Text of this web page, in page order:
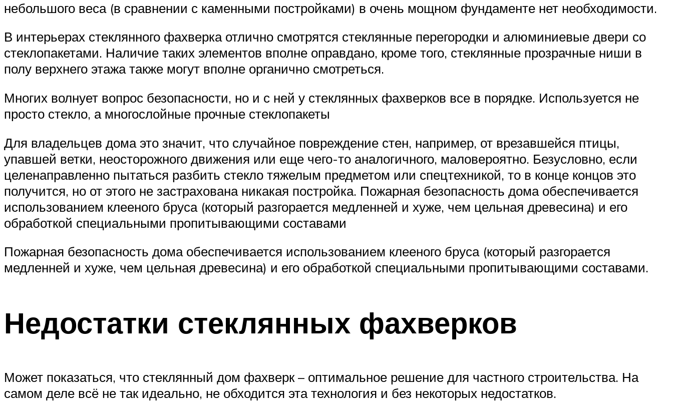
небольшого веса (в сравнении с каменными постройками) в очень мощном фундаменте нет необходимости.
В интерьерах стеклянного фахверка отлично смотрятся стеклянные перегородки и алюминиевые двери со
стеклопакетами. Наличие таких элементов вполне оправдано, кроме того, стеклянные прозрачные ниши в
полу верхнего этажа также могут вполне органично смотреться.
Многих волнует вопрос безопасности, но и с ней у стеклянных фахверков все в порядке. Используется не
просто стекло, а многослойные прочные стеклопакеты
Для владельцев дома это значит, что случайное повреждение стен, например, от врезавшейся птицы,
упавшей ветки, неосторожного движения или еще чего-то аналогичного, маловероятно. Безусловно, если
целенаправленно пытаться разбить стекло тяжелым предметом или спецтехникой, то в конце концов это
получится, но от этого не застрахована никакая постройка. Пожарная безопасность дома обеспечивается
использованием клееного бруса (который разгорается медленней и хуже, чем цельная древесина) и его
обработкой специальными пропитывающими составами
Пожарная безопасность дома обеспечивается использованием клееного бруса (который разгорается
медленней и хуже, чем цельная древесина) и его обработкой специальными пропитывающими составами.
Недостатки стеклянных фахверков
Может показаться, что стеклянный дом фахверк – оптимальное решение для частного строительства. На
самом деле всё не так идеально, не обходится эта технология и без некоторых недостатков.